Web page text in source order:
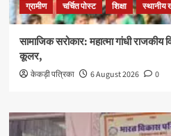
ग्रामीण चर्चित पोस्ट शिक्षा स्थानीय
सामाजिक सरोकार: महात्मा गांधी राजकीय
कूलर,
केकड़ी पत्रिका 6 August 2026 0